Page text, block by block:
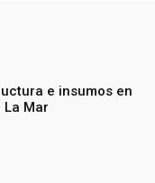
e insumos en
La Mar